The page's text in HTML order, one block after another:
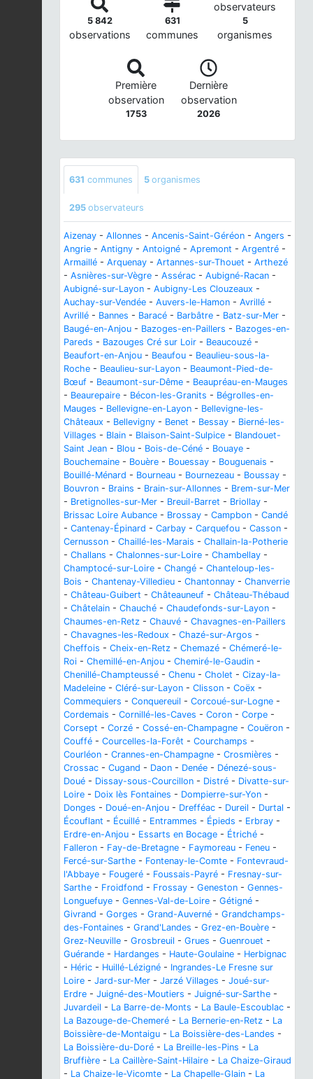
5 842
observations
631
communes
observateurs
5
organismes
Première
observation
1753
Dernière
observation
2026
631 communes 5 organismes
295 observateurs
Aizenay - Allonnes - Ancenis-Saint-Géréon - Angers -
Angrie - Antigny - Antoigné - Apremont - Argentré -
Armaillé - Arquenay - Artannes-sur-Thouet - Arthezé
- Asnières-sur-Vègre - Assérac - Aubigné-Racan -
Aubigné-sur-Layon - Aubigny-Les Clouzeaux -
Auchay-sur-Vendée - Auvers-le-Hamon - Avrillé -
Avrillé - Bannes - Baracé - Barbâtre - Batz-sur-Mer -
Baugé-en-Anjou - Bazoges-en-Paillers - Bazoges-en-
Pareds - Bazouges Cré sur Loir - Beaucouzé -
Beaufort-en-Anjou - Beaufou - Beaulieu-sous-la-
Roche - Beaulieu-sur-Layon - Beaumont-Pied-de-
Bœuf - Beaumont-sur-Dême - Beaupréau-en-Mauges
- Beaurepaire - Bécon-les-Granits - Bégrolles-en-
Mauges - Bellevigne-en-Layon - Bellevigne-les-
Châteaux - Bellevigny - Benet - Bessay - Bierné-les-
Villages - Blain - Blaison-Saint-Sulpice - Blandouet-
Saint Jean - Blou - Bois-de-Céné - Bouaye -
Bouchemaine - Bouère - Bouessay - Bouguenais -
Bouillé-Ménard - Bourneau - Bournezeau - Boussay -
Bouvron - Brains - Brain-sur-Allonnes - Brem-sur-Mer
- Bretignolles-sur-Mer - Breuil-Barret - Briollay -
Brissac Loire Aubance - Brossay - Campbon - Candé
- Cantenay-Épinard - Carbay - Carquefou - Casson -
Cernusson - Chaillé-les-Marais - Challain-la-Potherie
- Challans - Chalonnes-sur-Loire - Chambellay -
Champtocé-sur-Loire - Changé - Chanteloup-les-
Bois - Chantenay-Villedieu - Chantonnay - Chanverrie
- Château-Guibert - Châteauneuf - Château-Thébaud
- Châtelain - Chauché - Chaudefonds-sur-Layon -
Chaumes-en-Retz - Chauvé - Chavagnes-en-Paillers
- Chavagnes-les-Redoux - Chazé-sur-Argos -
Cheffois - Cheix-en-Retz - Chemazé - Chémeré-le-
Roi - Chemillé-en-Anjou - Chemiré-le-Gaudin -
Chenillé-Champteussé - Chenu - Cholet - Cizay-la-
Madeleine - Cléré-sur-Layon - Clisson - Coëx -
Commequiers - Conquereuil - Corcoué-sur-Logne -
Cordemais - Cornillé-les-Caves - Coron - Corpe -
Corsept - Corzé - Cossé-en-Champagne - Couëron -
Couffé - Courcelles-la-Forêt - Courchamps -
Courléon - Crannes-en-Champagne - Crosmières -
Crossac - Cugand - Daon - Denée - Dénezé-sous-
Doué - Dissay-sous-Courcillon - Distré - Divatte-sur-
Loire - Doix lès Fontaines - Dompierre-sur-Yon -
Donges - Doué-en-Anjou - Drefféac - Dureil - Durtal -
Écouflant - Écuillé - Entrammes - Épieds - Erbray -
Erdre-en-Anjou - Essarts en Bocage - Étriché -
Falleron - Fay-de-Bretagne - Faymoreau - Feneu -
Fercé-sur-Sarthe - Fontenay-le-Comte - Fontevraud-
l'Abbaye - Fougeré - Foussais-Payré - Fresnay-sur-
Sarthe - Froidfond - Frossay - Geneston - Gennes-
Longuefuye - Gennes-Val-de-Loire - Gétigné -
Givrand - Gorges - Grand-Auverné - Grandchamps-
des-Fontaines - Grand'Landes - Grez-en-Bouère -
Grez-Neuville - Grosbreuil - Grues - Guenrouet -
Guérande - Hardanges - Haute-Goulaine - Herbignac
- Héric - Huillé-Lézigné - Ingrandes-Le Fresne sur
Loire - Jard-sur-Mer - Jarzé Villages - Joué-sur-
Erdre - Juigné-des-Moutiers - Juigné-sur-Sarthe -
Juvardeil - La Barre-de-Monts - La Baule-Escoublac -
La Bazouge-de-Chemeré - La Bernerie-en-Retz - La
Boissière-de-Montaigu - La Boissière-des-Landes -
La Boissière-du-Doré - La Breille-les-Pins - La
Bruffière - La Caillère-Saint-Hilaire - La Chaize-Giraud
- La Chaize-le-Vicomte - La Chapelle-Glain - La